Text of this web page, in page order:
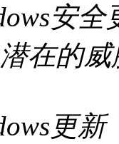
安
在的威
更